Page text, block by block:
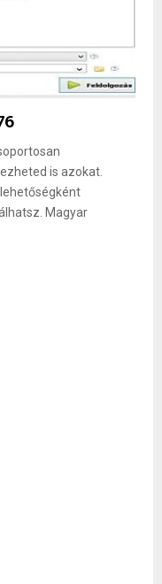
is azokat.
Magyar